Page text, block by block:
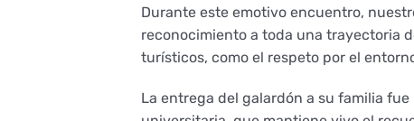
Durante este emotivo encuentro,
reconocimiento a toda una trayectoria
turísticos, como el respeto por el
La entrega del galardón a su familia